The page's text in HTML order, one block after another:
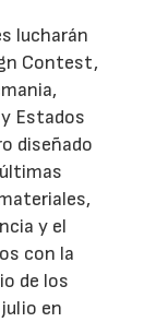
lucharán
Contest,
Estados
diseñado
y el
con la
de los
en